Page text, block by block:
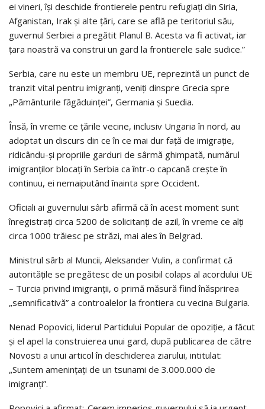
ei vineri, își deschide frontierele pentru refugiați din Siria,
Afganistan, Irak și alte țări, care se află pe teritoriul său,
guvernul Serbiei a pregătit Planul B. Acesta va fi activat, iar
țara noastră va construi un gard la frontierele sale sudice.”
Serbia, care nu este un membru UE, reprezintă un punct de
tranzit vital pentru imigranți, veniți dinspre Grecia spre
„Pământurile făgăduinței”, Germania și Suedia.
Însă, în vreme ce țările vecine, inclusiv Ungaria în nord, au
adoptat un discurs din ce în ce mai dur față de imigrație,
ridicându-și propriile garduri de sârmă ghimpată, numărul
imigranților blocați în Serbia ca într-o capcană crește în
continuu, ei nemaiputând înainta spre Occident.
Oficiali ai guvernului sârb afirmă că în acest moment sunt
înregistrați circa 5200 de solicitanți de azil, în vreme ce alți
circa 1000 trăiesc pe străzi, mai ales în Belgrad.
Ministrul sârb al Muncii, Aleksander Vulin, a confirmat că
autoritățile se pregătesc de un posibil colaps al acordului UE
– Turcia privind imigranții, o primă măsură fiind înăsprirea
„semnificativă” a controalelor la frontiera cu vecina Bulgaria.
Nenad Popovici, liderul Partidului Popular de opoziție, a făcut
și el apel la construierea unui gard, după publicarea de către
Novosti a unui articol în deschiderea ziarului, intitulat:
„Suntem amenințați de un tsunami de 3.000.000 de
imigranți”.